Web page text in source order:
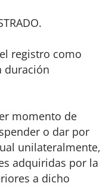
registro como
duración
momento de
o dar por
unilateralmente,
adquiridas por la
a dicho